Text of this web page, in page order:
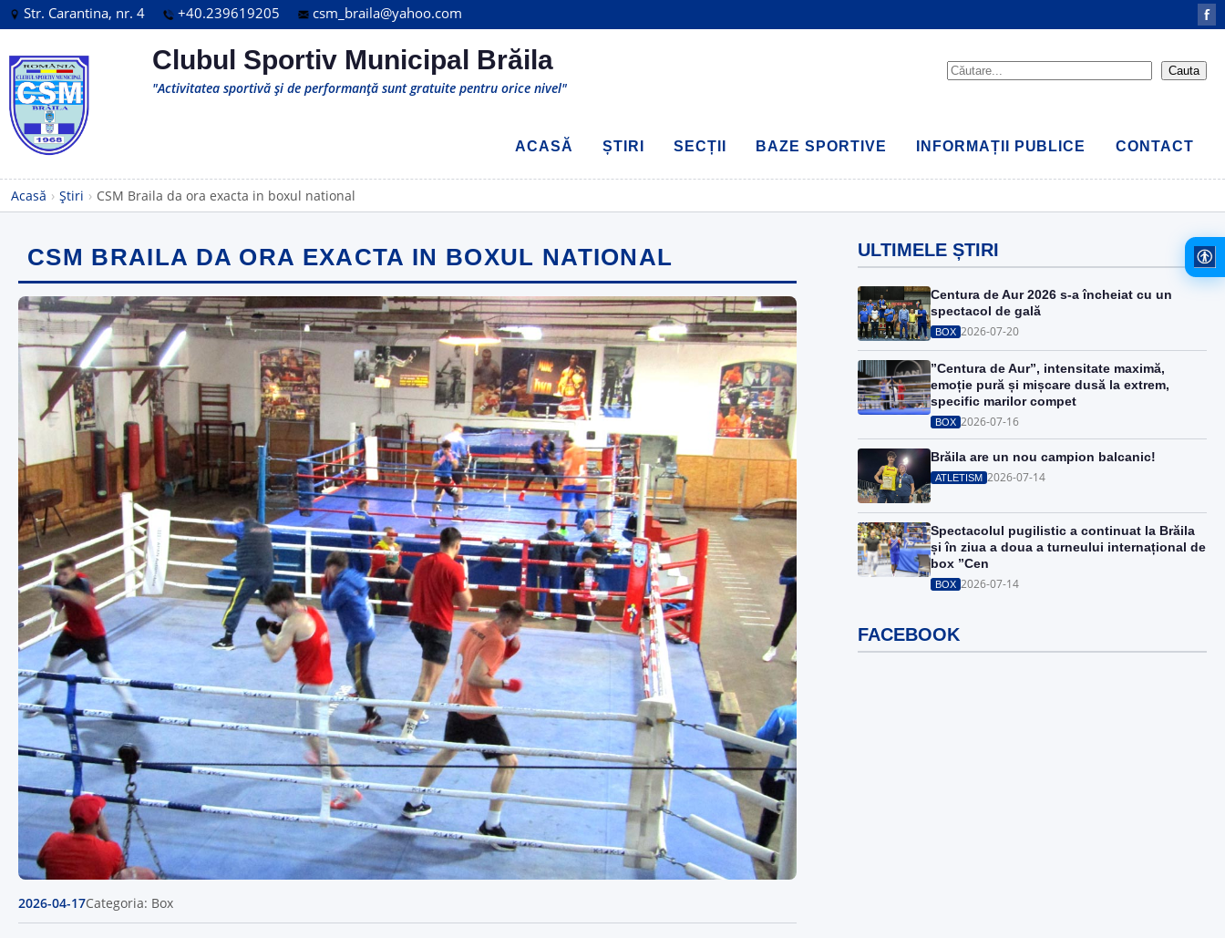
Str. Carantina, nr. 4 +40.239619205 csm_braila@yahoo.com f
Clubul Sportiv Municipal Brăila
"Activitatea sportivă și de performanță sunt gratuite pentru orice nivel"
ACASĂ ȘTIRI SECȚII BAZE SPORTIVE INFORMAȚII PUBLICE CONTACT
Acasă › Știri › CSM Braila da ora exacta in boxul national
CSM BRAILA DA ORA EXACTA IN BOXUL NATIONAL
2026-04-17Categoria: Box
ULTIMELE ȘTIRI
Centura de Aur 2026 s-a încheiat cu un
spectacol de gală
BOX 2026-07-20
”Centura de Aur”, intensitate maximă,
emoție pură și mișcare dusă la extrem,
specific marilor compet
BOX 2026-07-16
Brăila are un nou campion balcanic!
ATLETISM 2026-07-14
Spectacolul pugilistic a continuat la Brăila
și în ziua a doua a turneului internațional de
box ”Cen
BOX 2026-07-14
FACEBOOK